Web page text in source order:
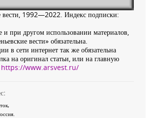
вести, 1992—2022. Индекс подписки:
и при другом использовании материалов,
вести» обязательна.
в сети интернет так же обязательна
на оригинал статьи, или на главную
https://www.arsvest.ru/
,